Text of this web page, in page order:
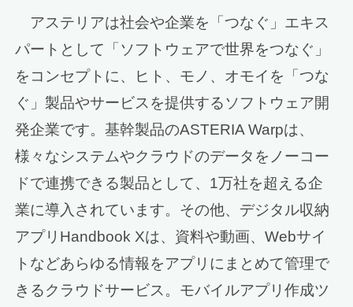
アステリアは社会や企業を「つなぐ」エキス
パートとして「ソフトウェアで世界をつなぐ」
をコンセプトに、ヒト、モノ、オモイを「つな
ぐ」製品やサービスを提供するソフトウェア開
発企業です。基幹製品のASTERIA Warpは、
様々なシステムやクラウドのデータをノーコー
ドで連携できる製品として、1万社を超える企
業に導入されています。その他、デジタル収納
アプリHandbook Xは、資料や動画、Webサイ
トなどあらゆる情報をアプリにまとめて管理で
きるクラウドサービス。モバイルアプリ作成ツ